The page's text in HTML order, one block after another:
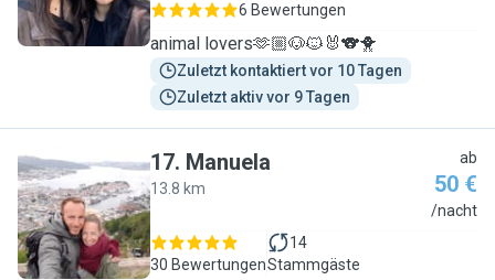
6 Bewertungen
animal lovers🫶🏼🐶🐱🐰🐨🐥
Zuletzt kontaktiert vor 10 Tagen
Zuletzt aktiv vor 9 Tagen
M
17. Manuela
13.8 km
ab
50 €
/nacht
30 Bewertungen
14
Stammgäste